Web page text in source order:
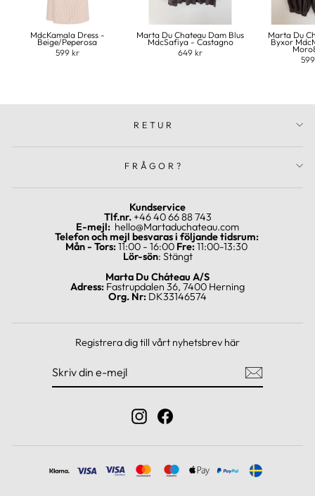
MdcKamala Dress -
Beige/Peperosa
599 kr
Marta Du Chateau Dam Blus
MdcSafiya - Castagno
649 kr
Marta Du
Byxor
RETUR
FRÅGOR?
Kundservice
Tlf.nr.+46 40 66 88 743
E-mejl: hello@Martaduchateau.com
Telefon och mejl besvaras i följande tidsrum:
Mån - Tors:11:00 - 16:00 Fre:11:00-13:30
Lör-sön: Stängt
Marta Du Cháteau A/S
Adress: Fastrupdalen 36, 7400 Herning
Org. Nr: DK33146574
Registrera dig till vårt nyhetsbrev här
InstagramFacebook